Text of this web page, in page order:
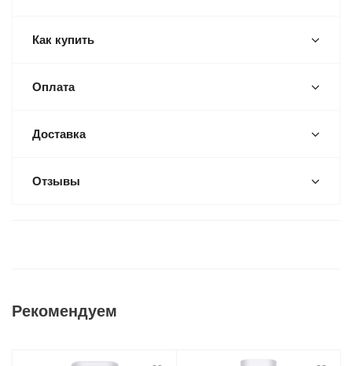
Как купить
Оплата
Доставка
Отзывы
Рекомендуем